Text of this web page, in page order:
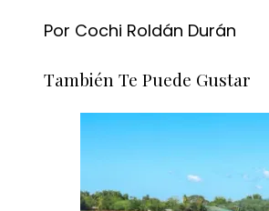
Por Cochi Roldán Durán
También Te Puede Gustar